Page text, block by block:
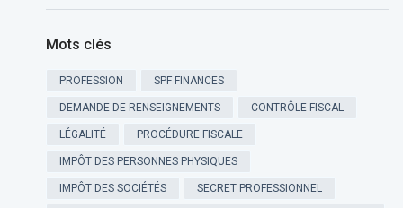
Mots clés
PROFESSION SPF FINANCES
DEMANDE DE RENSEIGNEMENTS CONTRÔLE FISCAL
LÉGALITÉ PROCÉDURE FISCALE
IMPÔT DES PERSONNES PHYSIQUES
IMPÔT DES SOCIÉTÉS SECRET PROFESSIONNEL